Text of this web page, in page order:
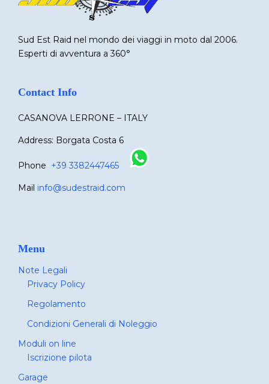
Sud Est Raid nel mondo dei viaggi in moto dal 2006.
Esperti di avventura a 360°
Contact Info
CASANOVA LERRONE – ITALY
Address: Borgata Costa 6
Phone +39 3382447465
Mail info@sudestraid.com
Menu
Note Legali
Privacy Policy
Regolamento
Condizioni Generali di Noleggio
Moduli on line
Iscrizione pilota
Garage